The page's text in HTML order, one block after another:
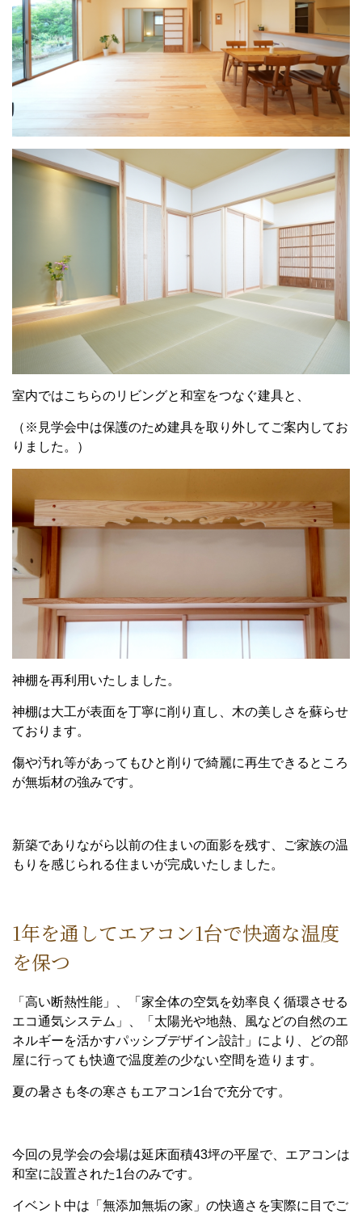
室内ではこちらのリビングと和室をつなぐ建具と、
（※見学会中は保護のため建具を取り外してご案内してお
りました。）
神棚を再利用いたしました。
神棚は大工が表面を丁寧に削り直し、木の美しさを蘇らせ
ております。
傷や汚れ等があってもひと削りで綺麗に再生できるところ
が無垢材の強みです。
新築でありながら以前の住まいの面影を残す、ご家族の温
もりを感じられる住まいが完成いたしました。
1年を通してエアコン1台で快適な温度
を保つ
「高い断熱性能」、「家全体の空気を効率良く循環させる
エコ通気システム」、「太陽光や地熱、風などの自然のエ
ネルギーを活かすパッシブデザイン設計」により、どの部
屋に行っても快適で温度差の少ない空間を造ります。
夏の暑さも冬の寒さもエアコン1台で充分です。
今回の見学会の会場は延床面積43坪の平屋で、エアコンは
和室に設置された1台のみです。
イベント中は「無添加無垢の家」の快適さを実際に目でご